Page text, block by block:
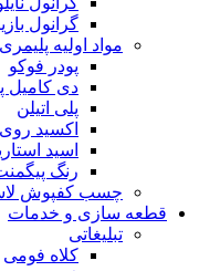
گرانول
مواد اولیه پلیمری
پودر فوکو
دی کامیل
پلی اتیلن
اکسید روی
اسید
رنگ
چسب کفپوش
قطعه سازی و خدمات
تبلیغاتی
کلاه فومی